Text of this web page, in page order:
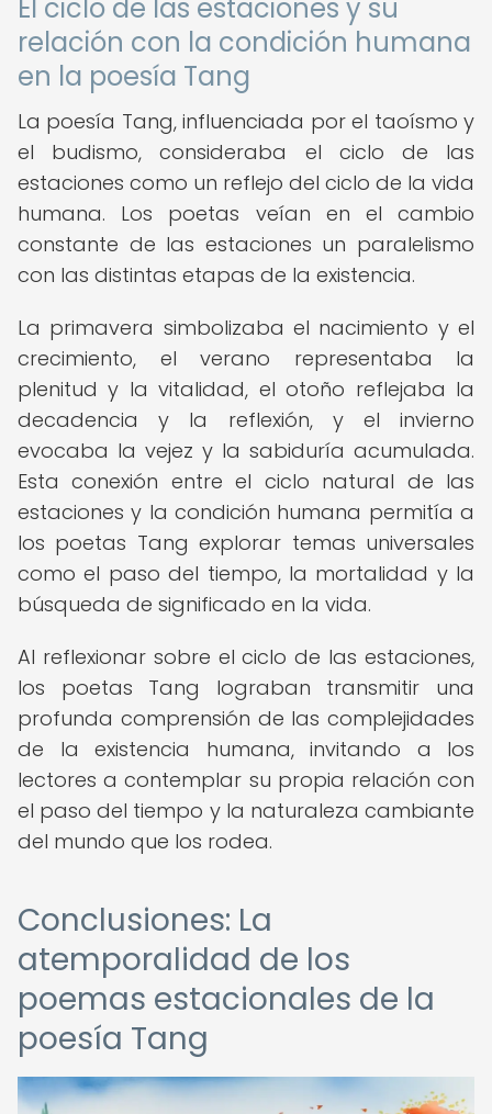
El ciclo de las estaciones y su
relación con la condición humana
en la poesía Tang
La poesía Tang, influenciada por el taoísmo y
el budismo, consideraba el ciclo de las
estaciones como un reflejo del ciclo de la vida
humana. Los poetas veían en el cambio
constante de las estaciones un paralelismo
con las distintas etapas de la existencia.
La primavera simbolizaba el nacimiento y el
crecimiento, el verano representaba la
plenitud y la vitalidad, el otoño reflejaba la
decadencia y la reflexión, y el invierno
evocaba la vejez y la sabiduría acumulada.
Esta conexión entre el ciclo natural de las
estaciones y la condición humana permitía a
los poetas Tang explorar temas universales
como el paso del tiempo, la mortalidad y la
búsqueda de significado en la vida.
Al reflexionar sobre el ciclo de las estaciones,
los poetas Tang lograban transmitir una
profunda comprensión de las complejidades
de la existencia humana, invitando a los
lectores a contemplar su propia relación con
el paso del tiempo y la naturaleza cambiante
del mundo que los rodea.
Conclusiones: La
atemporalidad de los
poemas estacionales de la
poesía Tang